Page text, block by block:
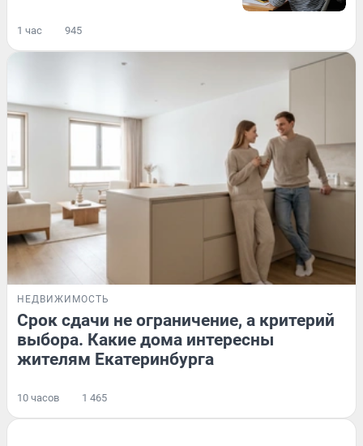
1 час 945
НЕДВИЖИМОСТЬ
Срок сдачи не ограничение, а критерий
выбора. Какие дома интересны
жителям Екатеринбурга
10 часов 1 465